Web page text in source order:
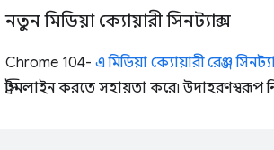
নতুন মিডিয়া ক্যোয়ারী সিনট্যাক্স
Chrome 104- এ মিডিয়া ক্যোয়ারী রেঞ্জ
স্ট্রিমলাইন করতে সহায়তা করে৷ উদাহরণস্বরূপ